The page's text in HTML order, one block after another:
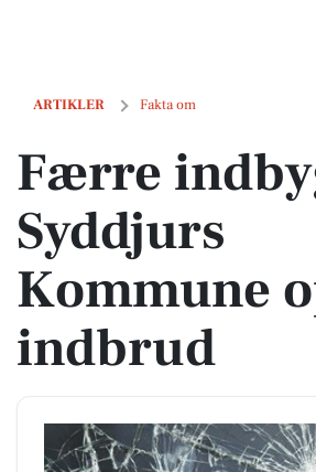
ARTIKLER Fakta om
Færre indbyggere i Syddjurs Kommune
Færre
Syddjurs
Kommune
indbrud